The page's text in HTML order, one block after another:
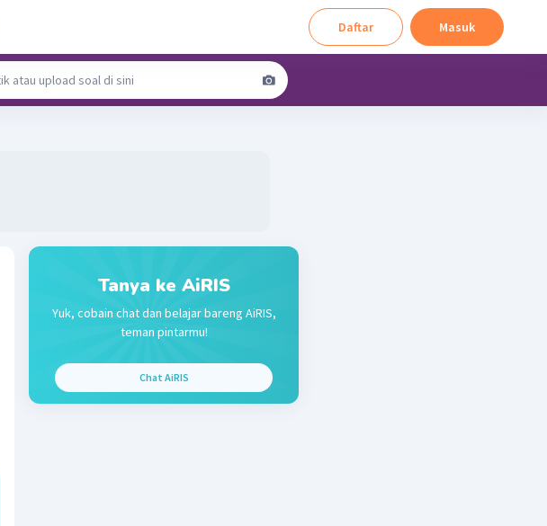
Daftar Masuk
Tanya ke AiRIS
Yuk, cobain chat dan belajar bareng AiRIS,
teman pintarmu!
Chat AiRIS